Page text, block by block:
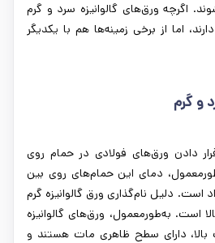
اگرچه ورق‌های گالوانیزه سرد و گرم
اما از برخی زمینه‌ها هم با یکدیگر
و گرم
دادن ورق‌های فولادی در حمام روی
دمای این حمام‌های روی بین
است. دلیل نام‌گذاری ورق گالوانیزه گرم
است. به‌طورمعمول، ورق‌های گالوانیزه
دارای سطح ظاهری مات هستند و